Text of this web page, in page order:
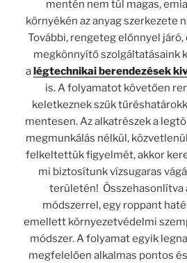
mentén nem túl magas,
környékén az anyag szerkezete
További, rengeteg előnnyel
megkönnyítő szolgáltatásaink
a légtechnikai berendezések
is. A folyamatot követően
keletkeznek szűk
mentesen. Az alkatrészek a
megmunkálás nélkül,
felkeltettük figyelmét, akkor
mi biztosítunk vízsugaras
területén! Összehasonlítva
módszerrel, egy roppant
emellett környezetvédelmi
módszer. A folyamat egyik
megfelelően alkalmas pontos